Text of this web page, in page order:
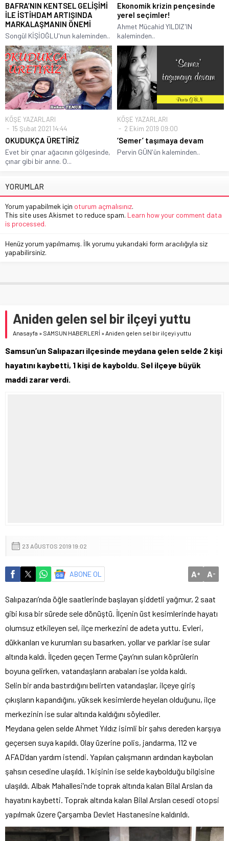
BAFRA’NIN KENTSEL GELİŞİMİ
İLE İSTİHDAM ARTIŞINDA
MARKALAŞMANIN ÖNEMİ
Songül KİŞİOĞLU'nun kaleminden..
Ekonomik krizin pençesinde
yerel seçimler!
Ahmet Mücahid YILDIZ'IN
kaleminden..
KÖŞE YAZARLARI
15 Şubat 2021 14:44
OKUDUKÇA ÜRETİRİZ
Evet bir çınar ağacının gölgesinde,
çınar gibi bir anne. O...
KÖŞE YAZARLARI
2 Ekim 2019 09:00
‘Semer’ taşımaya devam
Pervin GÜN'ün kaleminden..
YORUMLAR
Yorum yapabilmek için oturum açmalısınız.
This site uses Akismet to reduce spam. Learn how your comment data
is processed.
Henüz yorum yapılmamış. İlk yorumu yukarıdaki form aracılığıyla siz
yapabilirsiniz.
Aniden gelen sel bir ilçeyi yuttu
Anasayfa » SAMSUN HABERLERİ »Aniden gelen sel bir ilçeyi yuttu
Samsun’un Salıpazarı ilçesinde meydana gelen selde 2 kişi
hayatını kaybetti, 1 kişi de kayboldu. Sel ilçeye büyük
maddi zarar verdi.
23 AĞUSTOS 2019 19:02
ABONE OL A+ A-
Salıpazarı’nda öğle saatlerinde başlayan şiddetli yağmur, 2 saat
gibi kısa bir sürede sele dönüştü. İlçenin üst kesimlerinde hayatı
olumsuz etkileyen sel, ilçe merkezini de adeta yuttu. Evleri,
dükkanları ve kurumları su basarken, yollar ve parklar ise sular
altında kaldı. İlçeden geçen Terme Çayı’nın suları köprülerin
boyuna gelirken, vatandaşların arabaları ise yolda kaldı.
Selin bir anda bastırdığını belirten vatandaşlar, ilçeye giriş
çıkışların kapandığını, yüksek kesimlerde heyelan olduğunu, ilçe
merkezinin ise sular altında kaldığını söylediler.
Meydana gelen selde Ahmet Yıldız isimli bir şahıs dereden karşıya
geçersen suya kapıldı. Olay üzerine polis, jandarma, 112 ve
AFAD’dan yardım istendi. Yapılan çalışmanın ardından kaybolan
şahsın cesedine ulaşıldı. 1 kişinin ise selde kaybolduğu bilgisine
ulaşıldı. Albak Mahallesi’nde toprak altında kalan Bilal Arslan da
hayatını kaybetti. Toprak altında kalan Bilal Arslan cesedi otopsi
yapılmak üzere Çarşamba Devlet Hastanesine kaldırıldı.